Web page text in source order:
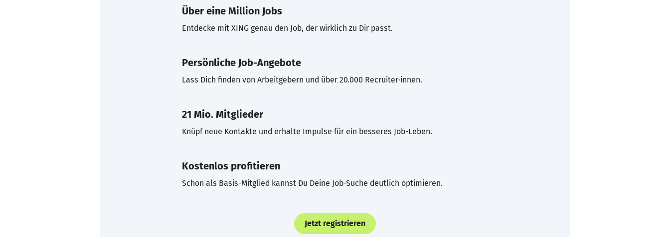
Über eine Million Jobs
Entdecke mit XING genau den Job, der wirklich zu Dir passt.
Persönliche Job-Angebote
Lass Dich finden von Arbeitgebern und über 20.000 Recruiter·innen.
21 Mio. Mitglieder
Knüpf neue Kontakte und erhalte Impulse für ein besseres Job-Leben.
Kostenlos profitieren
Schon als Basis-Mitglied kannst Du Deine Job-Suche deutlich optimieren.
Jetzt registrieren